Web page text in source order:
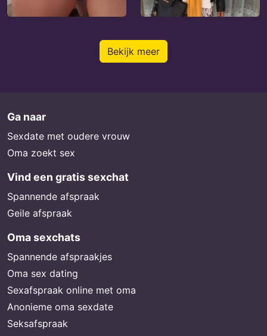
Bekijk meer
Ga naar
Sexdate met oudere vrouw
Oma zoekt sex
Vind een gratis sexchat
Spannende afspraak
Geile afspraak
Oma sexchats
Spannende afspraakjes
Oma sex dating
Sexafspraak online met oma
Anonieme oma sexdate
Seksafspraak